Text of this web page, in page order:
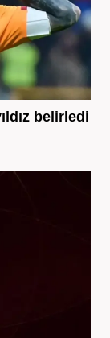
belirledi